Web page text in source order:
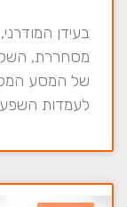
בעידן
מסחררת,
של המסע
לעמדות